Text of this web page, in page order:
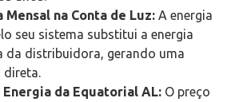
Mensal na Conta de Luz: A energia
seu sistema substitui a energia
da distribuidora, gerando uma
da Equatorial AL: O preço